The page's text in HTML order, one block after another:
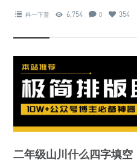
科一下普 6,754 0 354
二年级山川 什么四字填空